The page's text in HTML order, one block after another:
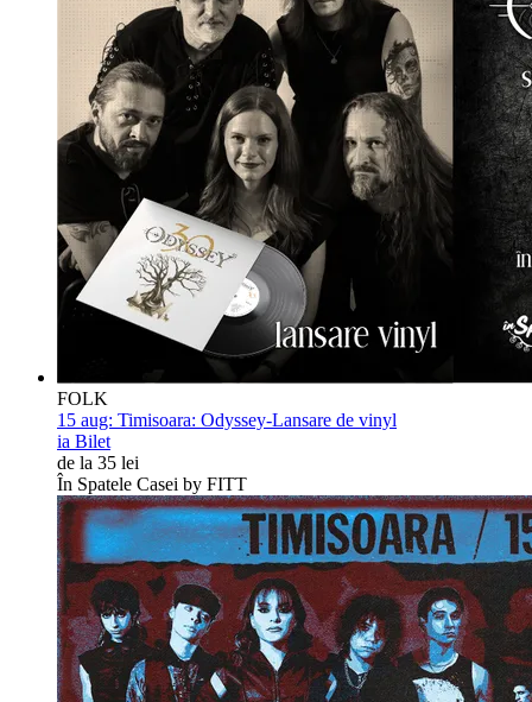
FOLK
15 aug: Timisoara: Odyssey-Lansare de vinyl
ia Bilet
de la 35 lei
În Spatele Casei by FITT